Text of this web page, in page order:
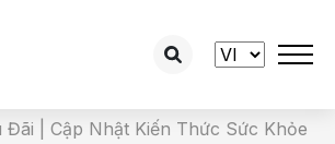
Đãi | Cập Nhật Kiến Thức Sức Khỏe